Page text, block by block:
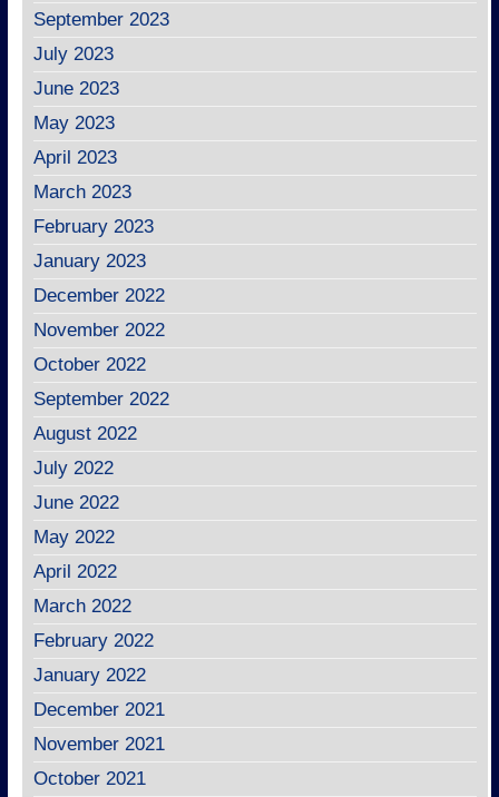
September 2023
July 2023
June 2023
May 2023
April 2023
March 2023
February 2023
January 2023
December 2022
November 2022
October 2022
September 2022
August 2022
July 2022
June 2022
May 2022
April 2022
March 2022
February 2022
January 2022
December 2021
November 2021
October 2021